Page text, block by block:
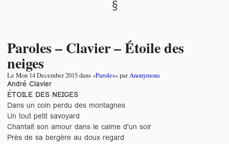
Paroles – Clavier – Étoile des
neiges
Le Mon 14 December 2015dans «Paroles» parAnonymous
André Clavier
ÉTOILE DES NEIGES
Dans un coin perdu des montagnes
Un tout petit savoyard
Chantait son amour dans le calme d'un soir
Près de sa bergère au doux regard